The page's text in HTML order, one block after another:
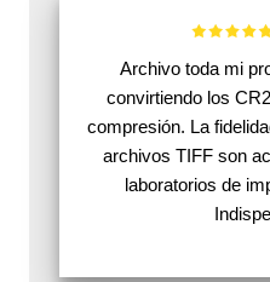
Archivo toda mi
convirtiendo los
compresión. La
archivos TIFF son
laboratorios de